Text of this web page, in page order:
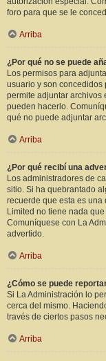
foro para que se le
Arriba
¿Por qué no se puede
Los permisos para
usuario y son concedidos
permite adjuntar archivos
pueden hacerlo.
qué no puede adjuntar
Arriba
¿Por qué recibí una
Los administradores de
sitio. Si ha quebrantado
recuerde que esta es una
Limited no tiene nada
Comuníquese con La
advertido.
Arriba
¿Cómo se puede
Si La Administración lo
cerca del mismo.
través de ciertos pasos
Arriba